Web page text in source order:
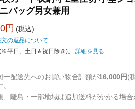
バッグ男女兼用
円 (税込)
文の返品について
平日、土日＆祝日除き)。 詳細を見る
配送先へのお買い物合計額が16,000円(
離島・一部地域は追加送料がかかる場合